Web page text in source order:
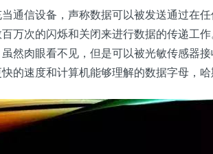
通信设备，声称数据可以被发送通过在
万次的闪烁和关闭来进行数据的传递工
然肉眼看不见，但是可以被光敏传感器
的速度和计算机能够理解的数据字母，哈